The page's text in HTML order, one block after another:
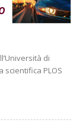
di
PLOS